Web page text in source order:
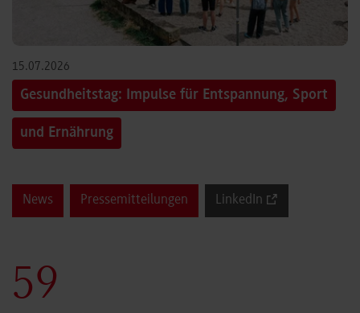
15.07.2026
Gesundheitstag: Impulse für Entspannung, Sport
und Ernährung
News Pressemitteilungen LinkedIn
60